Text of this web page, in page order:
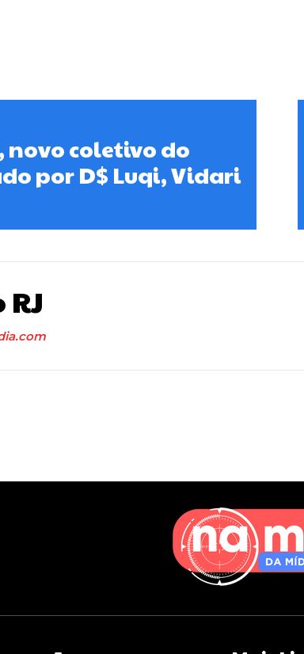
novo coletivo do
por D$ Luqi, Vidari